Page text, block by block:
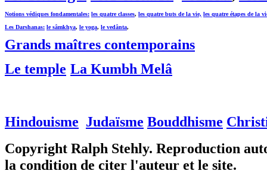
Notions védiques fondamentales: les quatre classes, les quatre buts de la vie, les quatre étapes de la
Les Darshanas: le sâmkhya, le yoga, le vedânta,
Grands maîtres contemporains
Le temple La Kumbh Melâ
Hindouisme Judaïsme Bouddhisme
Copyright Ralph Stehly. Reproduction
la condition de citer l'auteur et le site.